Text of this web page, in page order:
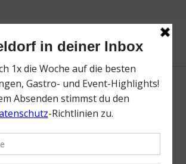
on Board | Mr. Düsseldorf |